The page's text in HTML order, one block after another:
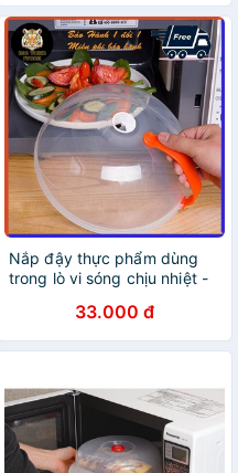
Nắp đậy thực phẩm dùng
trong lò vi sóng chịu nhiệt -
cầm tiện dụng33.000 đ